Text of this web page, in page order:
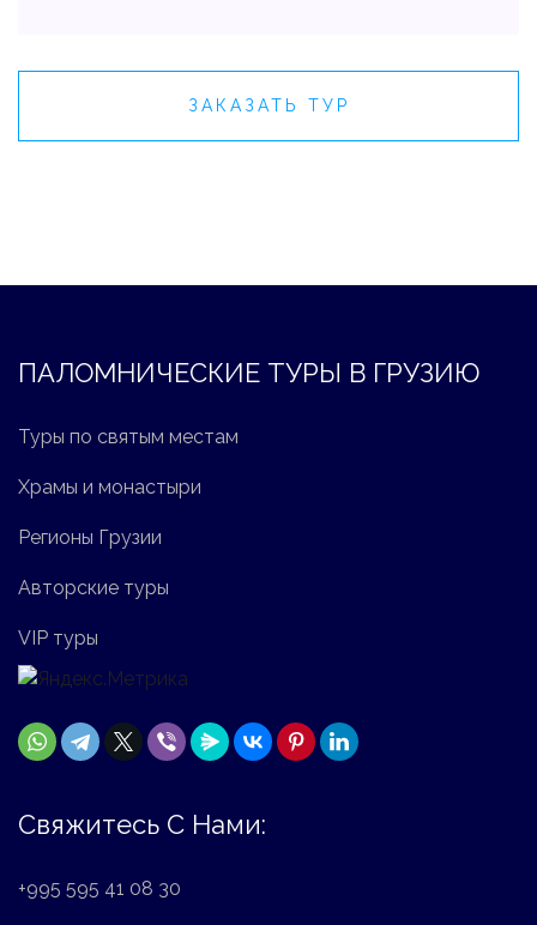
ЗАКАЗАТЬ ТУР
ПАЛОМНИЧЕСКИЕ ТУРЫ В ГРУЗИЮ
Туры по святым местам
Храмы и монастыри
Регионы Грузии
Авторские туры
VIP туры
Свяжитесь С Нами:
+995 595 41 08 30